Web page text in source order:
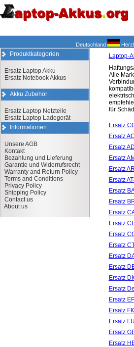
Deutschland
Produktkategorien
Ersatz Laptop Akku
Ersatz Notebook Akkus
Akku Zubehör
Ersatz Laptop Netzteile
Ersatz Laptop Ladegerät
Informationen
Unsere AGB
Kontakt
Bezahlung und Lieferung
Garantie und Widerrufsrecht
Warranty and Return Policy
Terms and Conditions
Privacy Policy
Shipping Policy
Contact us
About us
Laptop-
Alle
für
Ersatz
Ersatz
Ersatz
Ersatz
Ersatz
Ersatz
Ersatz
Ersatz
Ersatz
Ersatz
Ersatz
Ersatz
Ersatz
Ersatz
Ersatz
Ersatz
Ersatz
Ersatz
Ersatz
Ersatz
Ersatz